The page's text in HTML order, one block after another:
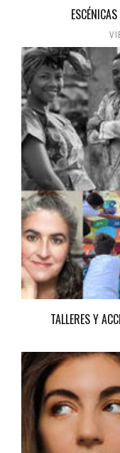
TALLERES Y